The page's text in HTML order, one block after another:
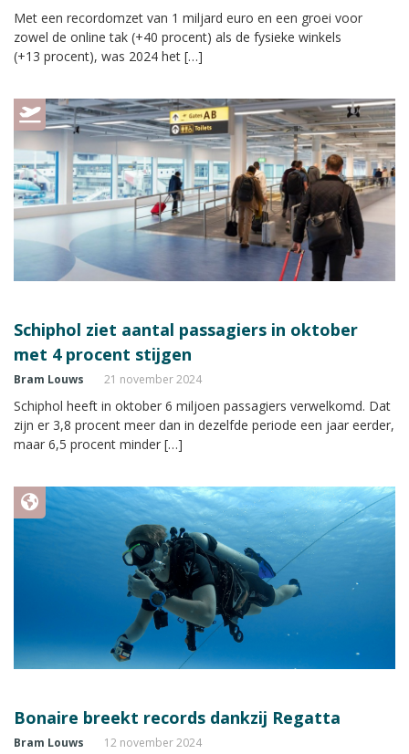
Met een recordomzet van 1 miljard euro en een groei voor
zowel de online tak (+40 procent) als de fysieke winkels
(+13 procent), was 2024 het […]
Schiphol ziet aantal passagiers in oktober
met 4 procent stijgen
Bram Louws 21 november 2024
Schiphol heeft in oktober 6 miljoen passagiers verwelkomd. Dat
zijn er 3,8 procent meer dan in dezelfde periode een jaar eerder,
maar 6,5 procent minder […]
Bonaire breekt records dankzij Regatta
Bram Louws 12 november 2024